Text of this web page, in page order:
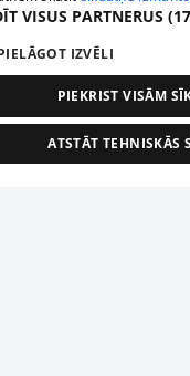
VISUS PARTNERUS
IZVĒLI
PIEKRIST VISĀM
ATSTĀT TEHNISKĀS